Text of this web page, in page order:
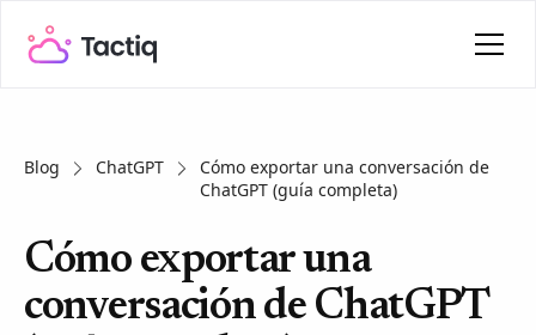
Blog ChatGPT
Cómo exportar una conversación de
ChatGPT (guía completa)
Cómo exportar una
conversación de ChatGPT